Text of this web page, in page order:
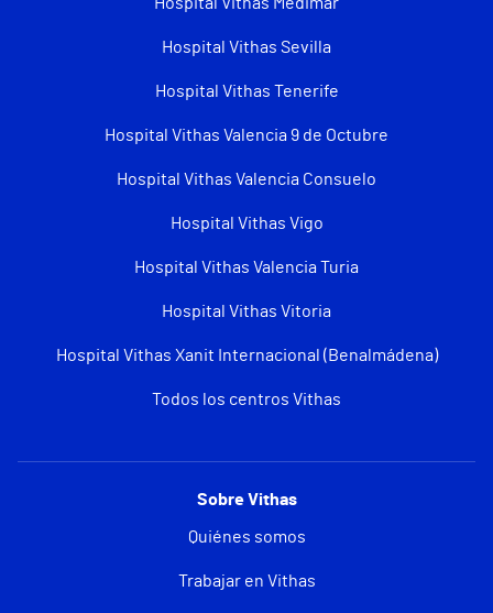
Hospital Vithas Medimar
Hospital Vithas Sevilla
Hospital Vithas Tenerife
Hospital Vithas Valencia 9 de Octubre
Hospital Vithas Valencia Consuelo
Hospital Vithas Vigo
Hospital Vithas Valencia Turia
Hospital Vithas Vitoria
Hospital Vithas Xanit Internacional (Benalmádena)
Todos los centros Vithas
Sobre Vithas
Quiénes somos
Trabajar en Vithas